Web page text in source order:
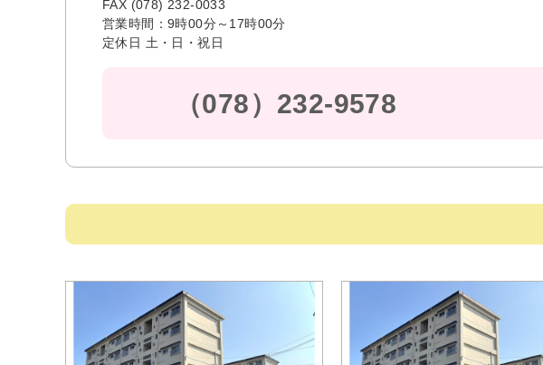
FAX (078) 232-0033
営業時間：9時00分～17時00分
定休日 土・日・祝日
（078）232-9578